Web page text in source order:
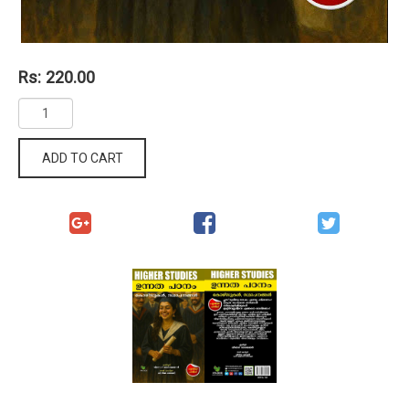
Rs: 220.00
ADD TO CART